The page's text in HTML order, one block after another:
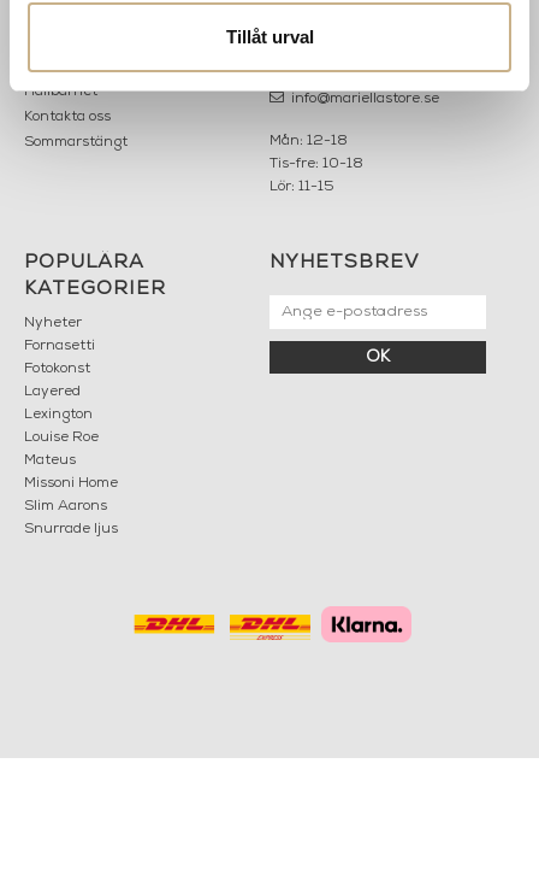
Tillåt urval
Karriär
Hållbarhet
Kontakta oss
Sommarstängt
503 30 BORÅS
033 10 75 76
info@mariellastore.se
Mån: 12-18
Tis-fre: 10-18
Lör: 11-15
POPULÄRA
KATEGORIER
Nyheter
Fornasetti
Fotokonst
Layered
Lexington
Louise Roe
Mateus
Missoni Home
Slim Aarons
Snurrade ljus
NYHETSBREV
OK